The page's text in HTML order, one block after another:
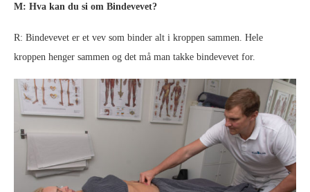
M: Hva kan du si om Bindevevet?
R: Bindevevet er et vev som binder alt i kroppen sammen. Hele
kroppen henger sammen og det må man takke bindevevet for.